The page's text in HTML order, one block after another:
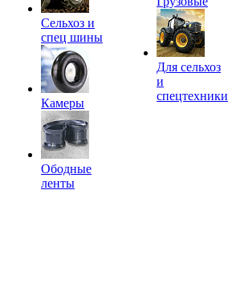
Сельхоз и
спец шины
Камеры
Ободные
ленты
Для сельхоз
и
спецтехники